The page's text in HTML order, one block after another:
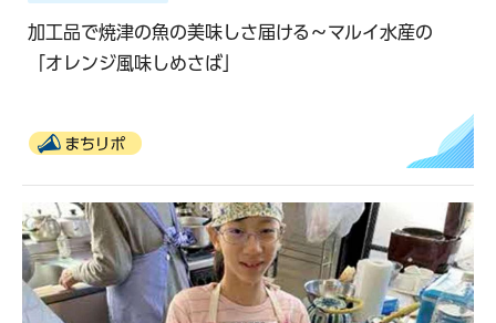
加工品で焼津の魚の美味しさ届ける～マルイ水産の
「オレンジ風味しめさば」
まちリポ